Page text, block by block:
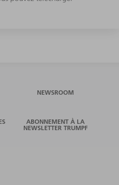
NEWSROOM
ABONNEMENT À LA
NEWSLETTER TRUMPF